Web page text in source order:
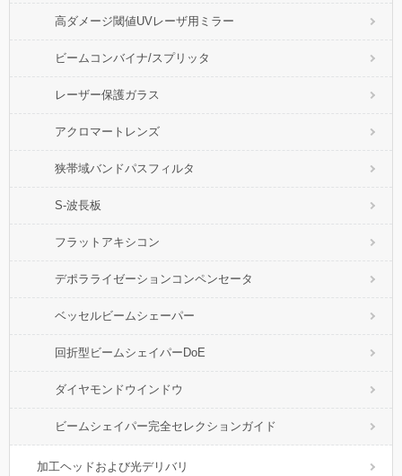
高ダメージ閾値UVレーザ用ミラー
ビームコンバイナ/スプリッタ
レーザー保護ガラス
アクロマートレンズ
狭帯域バンドパスフィルタ
S-波長板
フラットアキシコン
デポラライゼーションコンペンセータ
ベッセルビームシェーパー
回折型ビームシェイパーDoE
ダイヤモンドウインドウ
ビームシェイパー完全セレクションガイド
加工ヘッドおよび光デリバリ